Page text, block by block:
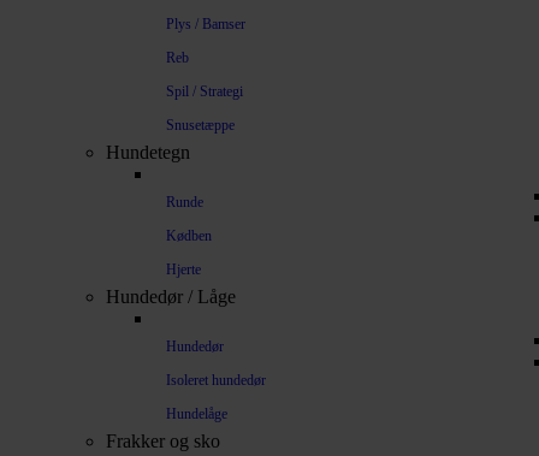
Plys / Bamser
Reb
Spil / Strategi
Snusetæppe
Hundetegn
Runde
Kødben
Hjerte
Hundedør / Låge
Hundedør
Isoleret hundedør
Hundelåge
Frakker og sko